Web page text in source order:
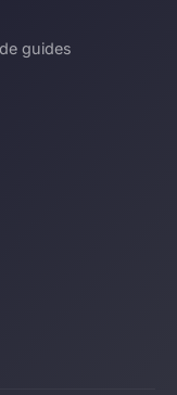
guides